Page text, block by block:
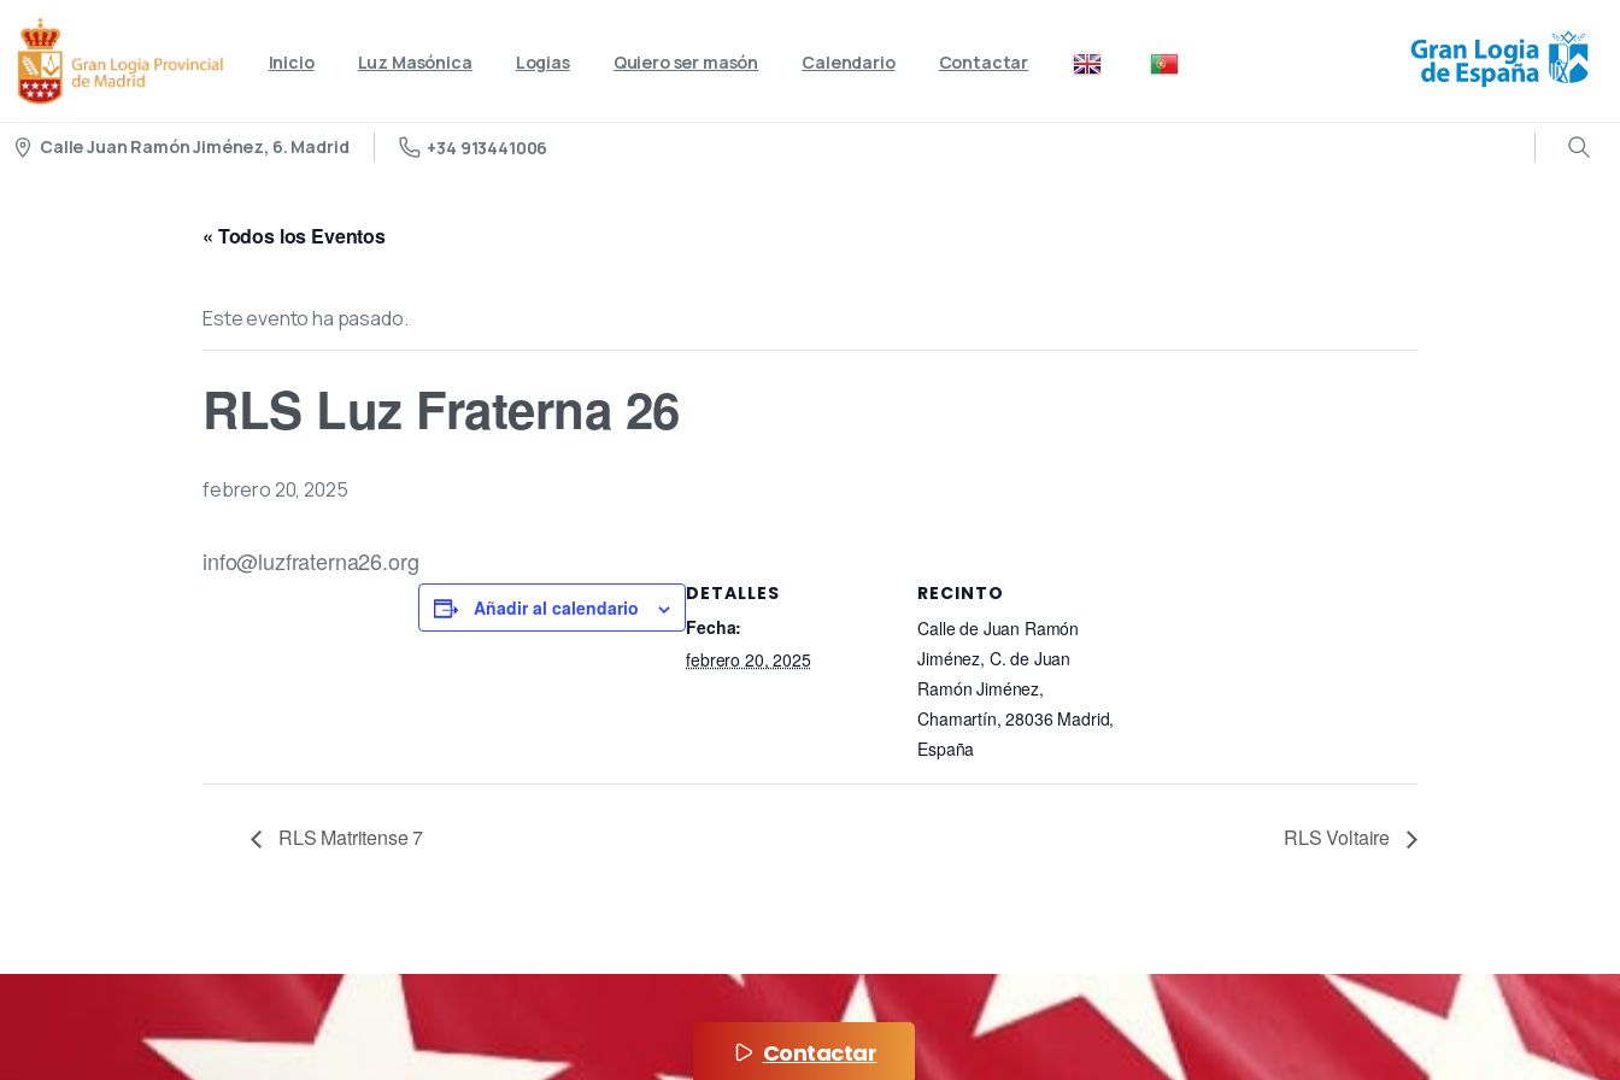
Inicio Luz Masónica Logias Quiero ser masón Calendario Contactar
Calle Juan Ramón Jiménez, 6. Madrid +34 913441006
« Todos los Eventos
Este evento ha pasado.
RLS Luz Fraterna 26
febrero 20, 2025
info@luzfraterna26.org
Añadir al calendario
DETALLES
Fecha:
febrero 20, 2025
RECINTO
Calle de Juan Ramón
Jiménez, C. de Juan
Ramón Jiménez,
Chamartín, 28036 Madrid,
España
RLS Matritense 7 RLS Voltaire
Contactar